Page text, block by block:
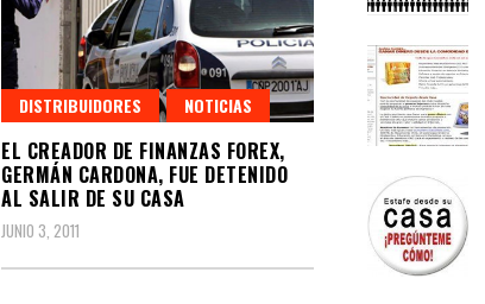
DISTRIBUIDORES NOTICIAS
EL CREADOR DE FINANZAS FOREX,
GERMÁN CARDONA, FUE DETENIDO
AL SALIR DE SU CASA
JUNIO 3, 2011